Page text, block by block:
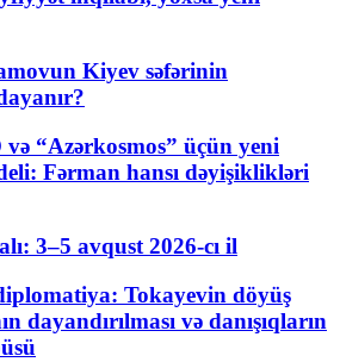
Kiyev səfərinin
“Azərkosmos” üçün yeni
Fərman hansı dəyişiklikləri
3–5 avqust 2026-cı il
Tokayevin döyüş
dayandırılması və danışıqların